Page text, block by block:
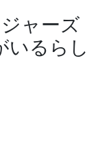
ャーズ
いるらし